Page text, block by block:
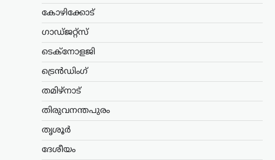
കോഴിക്കോട്
ഗാഡ്ജറ്റ്സ്
ടെക്നോളജി
ട്രെൻഡിംഗ്
തമിഴ്നാട്
തിരുവനന്തപുരം
തൃശൂർ
ദേശീയം
സത്യസന്ധതയും തുറന്ന മനസും ‘ജെൻ
അന്താരാഷ്ട്രം
ലേറ്റസ്റ്റ് ന്യൂസ്
സർക്കാർ നിർദേശം;
ഉത്തരകൊറിയയുടെ